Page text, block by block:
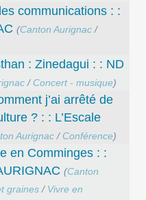
communications : :
(Canton Aurignac /
: Zinedagui : : ND
/ Concert - musique)
j’ai arrêté de
? : : L’Escale
Aurignac / Conférence)
en Comminges : :
(Canton
graines / Vivre en